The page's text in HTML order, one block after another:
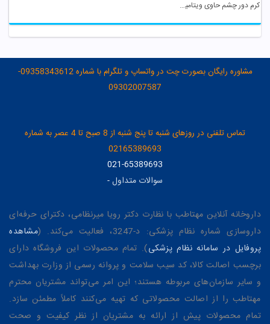
کرم دور چشم حاوی ویتامین کا آدنایس
مشاوره رایگان بصورت چت در واتساپ و تلگرام با شماره 09358343612-
09302007587
تماس تلفنی در روزهای شنبه تا پنج شنبه از 8 صبح تا 4 عصر به شماره
02165389693
021-65389693
سوالات متداول-
داروخانه آنلاین مهتاطب با نظارت دکتر رویا میرنظامی، دکترای حرفه‌ای
داروسازی شماره نظام پزشکی: د-3247، فعالیت می‌کند. (
مشاهده
پروفایل در سامانه نظام پزشکی). تمام محصولات این فروشگاه دارای
برچسب اصالت کالا، کد سیب سلامت و پروانه رسمی از وزارت بهداشت
و سایر سازمان‌های مربوطه هستند؛ این امر می‌تواند مشتریان محترم
مهتاطب را از اصالت محصولاتی که تهیه می‌کنند کاملاً مطمئن سازد.
تمام محصولات پیش از ارائه به مشتریان از نظر کیفیت و صحت